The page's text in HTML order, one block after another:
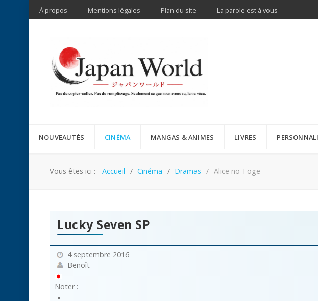
À propos Mentions légales Plan du site La parole est à vous
NOUVEAUTÉS CINÉMA MANGAS & ANIMES LIVRES
Vous êtes ici : Accueil Cinéma Dramas Alice no Toge
Lucky Seven SP
4 septembre 2016
Benoît
Noter :